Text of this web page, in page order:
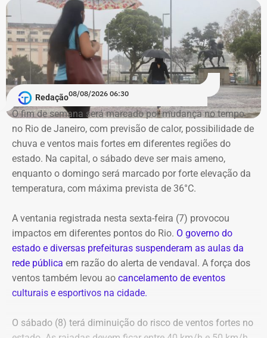
Redação08/08/2026 06:30
O fim de semana será marcado por mudança no tempo
no Rio de Janeiro, com previsão de calor, possibilidade de
chuva e ventos mais fortes em diferentes regiões do
estado. Na capital, o sábado deve ser mais ameno,
enquanto o domingo será marcado por forte elevação da
temperatura, com máxima prevista de 36°C.
A ventania registrada nesta sexta-feira (7) provocou
impactos em diferentes pontos do Rio. O governo do
estado e diversas prefeituras suspenderam as aulas da
rede pública em razão do alerta de vendaval. A força dos
ventos também levou ao cancelamento de eventos
culturais e esportivos na cidade.
O sábado (8) terá diminuição do risco de ventos fortes no